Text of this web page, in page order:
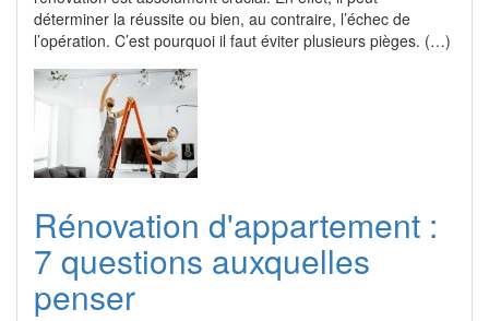
déterminer la réussite ou bien, au contraire, l’échec de
l’opération. C’est pourquoi il faut éviter plusieurs pièges. (…)
Rénovation d'appartement :
7 questions auxquelles
penser